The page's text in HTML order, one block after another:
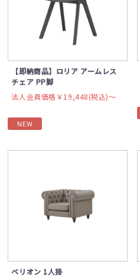
【即納商品】ロリア アームレス
チェア PP脚
法人会員価格￥19,448(税込)〜
NEW
ベリオン 1人掛